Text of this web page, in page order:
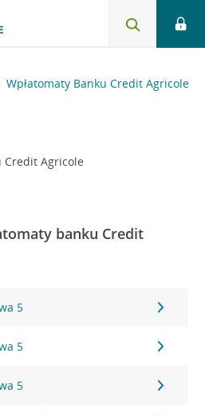
Wpłatomaty Banku Credit Agricole
Credit Agricole
banku Credit
5
5
5